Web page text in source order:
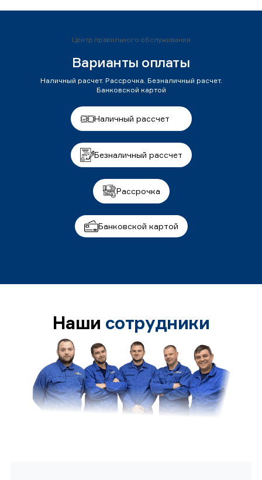
Центр правильного обслуживания
Варианты оплаты
Наличный расчет. Рассрочка. Безналичный расчет.
Банковской картой
Наличный рассчет
Безналичный рассчет
Рассрочка
Банковской картой
Наши сотрудники